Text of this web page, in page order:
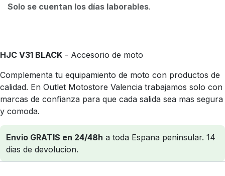
Solo se cuentan los días laborables.
HJC V31 BLACK - Accesorio de moto
Complementa tu equipamiento de moto con productos de
calidad. En Outlet Motostore Valencia trabajamos solo con
marcas de confianza para que cada salida sea mas segura
y comoda.
Envio GRATIS en 24/48h a toda Espana peninsular. 14
dias de devolucion.